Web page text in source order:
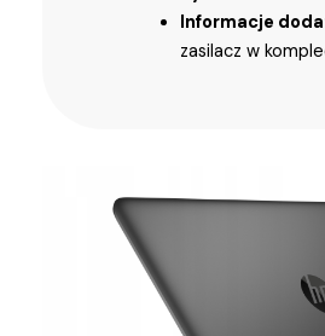
Informacje
zasilacz w